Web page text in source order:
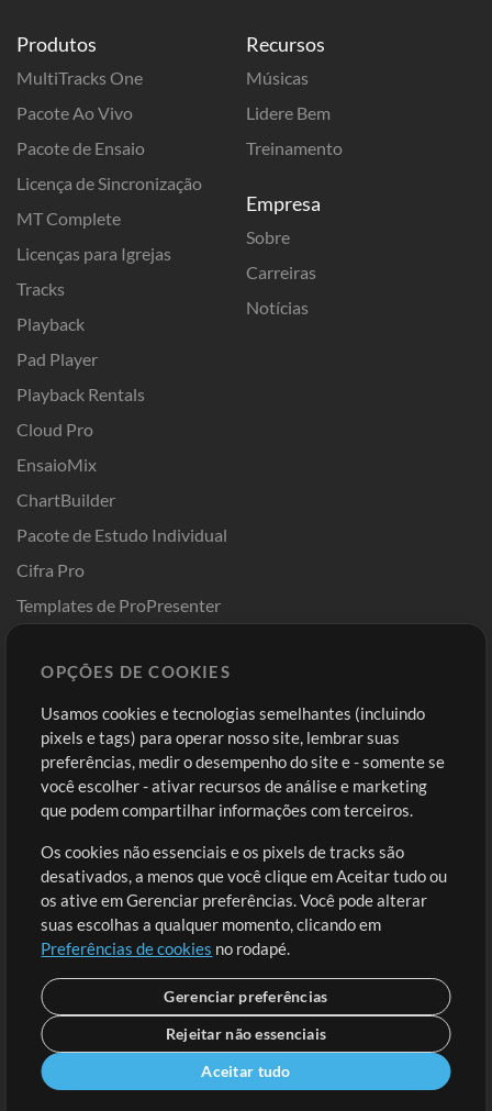
Produtos
MultiTracks One
Pacote Ao Vivo
Pacote de Ensaio
Licença de Sincronização
MT Complete
Licenças para Igrejas
Tracks
Playback
Pad Player
Playback Rentals
Cloud Pro
EnsaioMix
ChartBuilder
Pacote de Estudo Individual
Cifra Pro
Templates de ProPresenter
Recursos
Músicas
Lidere Bem
Treinamento
Empresa
Sobre
Carreiras
Notícias
Comprar Créditos
Conteúdo Grátis
Solicite uma Música
Extras
Sessões
Envie seu conteúdo
Playlist
MT Conference
Entre
Cadastre-se
Ir ao carrinho
OPÇÕES DE COOKIES
Usamos cookies e tecnologias semelhantes (incluindo
pixels e tags) para operar nosso site, lembrar suas
preferências, medir o desempenho do site e - somente se
você escolher - ativar recursos de análise e marketing
que podem compartilhar informações com terceiros.
Os cookies não essenciais e os pixels de tracks são
desativados, a menos que você clique em Aceitar tudo ou
os ative em Gerenciar preferências. Você pode alterar
suas escolhas a qualquer momento, clicando em
Preferências de cookies no rodapé.
Gerenciar preferências
Rejeitar não essenciais
Aceitar tudo